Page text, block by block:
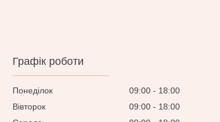
Графік роботи
Понеділок 09:00
18:00
Вівторок
09:00
18:00